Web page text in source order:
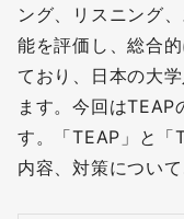
ング、リスニング
能を評価し、総合
ており、日本の大
ます。今回はTEAP
す。「TEAP」と「
内容、対策について